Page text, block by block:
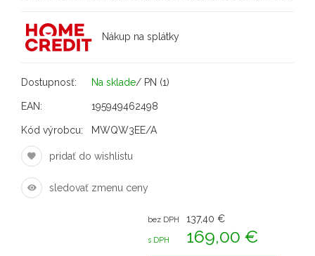
Nákup na splátky
Dostupnosť: Na sklade/ PN (1)
EAN: 195949462498
Kód výrobcu: MWQW3EE/A
pridať do wishlistu
sledovať zmenu ceny
bez DPH 137,40 €
s DPH 169,00 €